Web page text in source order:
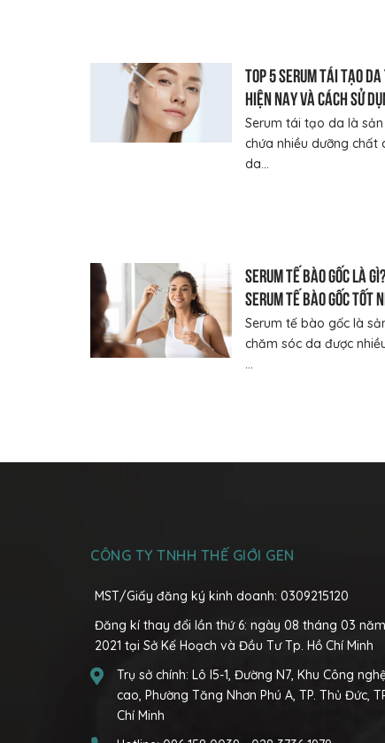
Top 5 serum tái tạo
hiện nay và cách sử
Serum tái tạo da là
chứa nhiều dưỡng chất
da...
Serum tế bào gốc là
serum tế bào gốc tốt
Serum tế bào gốc là
chăm sóc da được
...
CÔNG TY TNHH THẾ GIỚI GEN
MST/Giấy đăng ký kinh doanh: 0309215120
Đăng kí thay đổi lần thứ 6: ngày 08 tháng 03 năm
2021 tại Sở Kế Hoạch và Đầu Tư Tp. Hồ Chí Minh
Trụ sở chính: Lô I5-1, Đường N7, Khu Công
cao, Phường Tăng Nhơn Phú A, TP. Thủ Đức,
Chí Minh